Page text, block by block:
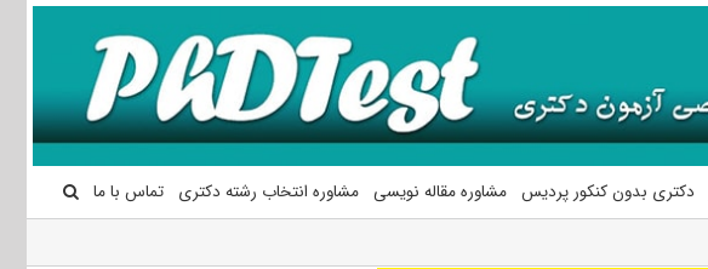
دکتری بدون کنکور پردیس مشاوره مقاله نویسی مشاوره انتخاب رشته دکتری تماس با ما